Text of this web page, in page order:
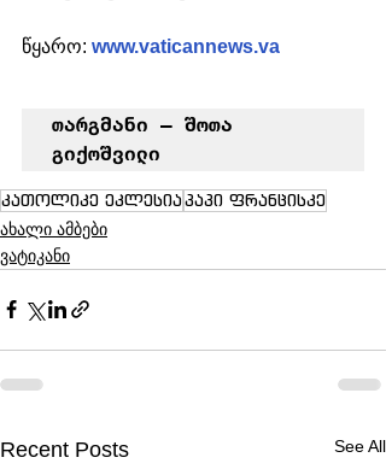
წყარო: www.vaticannews.va
თარგმანი – შოთა
გიქოშვილი
კათოლიკე ეკლესიაპაპი ფრანცისკე
ახალი ამბები
ვატიკანი
Recent Posts See All